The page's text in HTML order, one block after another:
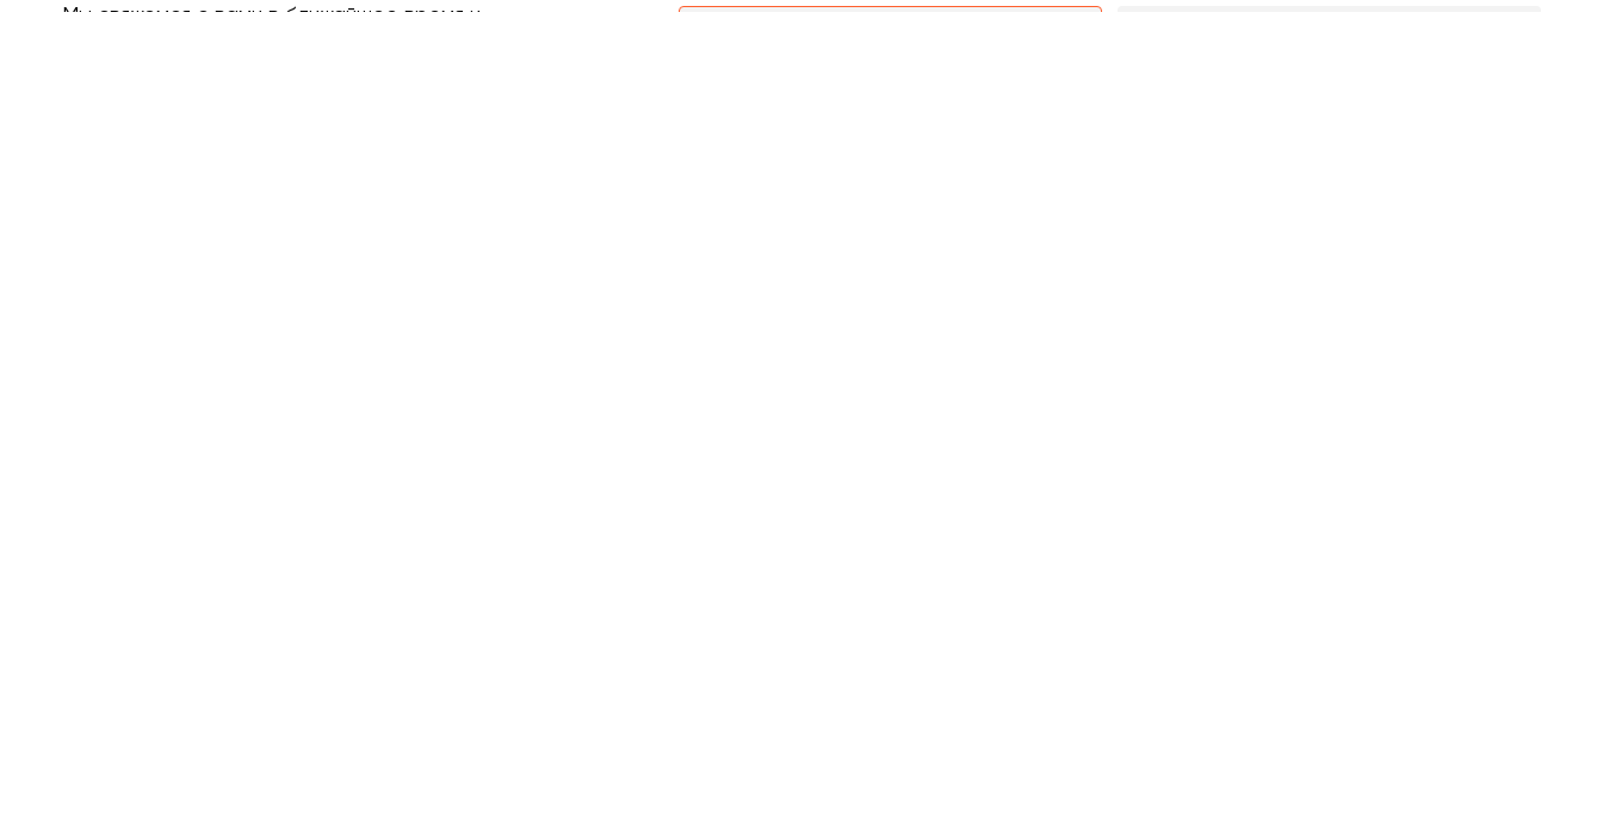
Мы свяжемся с вами в ближайшее время и